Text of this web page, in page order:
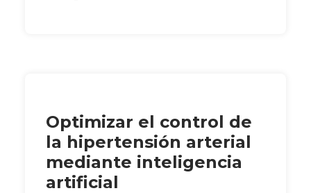
Optimizar el control de
la hipertensión arterial
mediante inteligencia
artificial